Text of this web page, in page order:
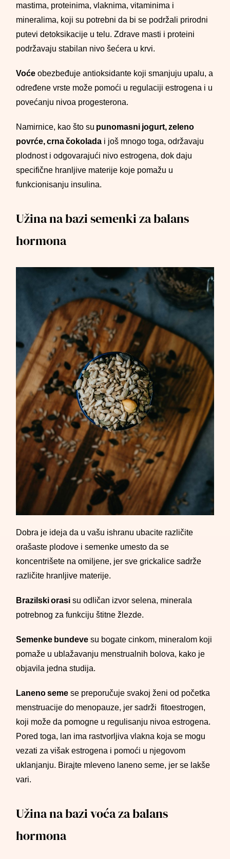
mastima, proteinima, vlaknima, vitaminima i
mineralima, koji su potrebni da bi se podržali prirodni
putevi detoksikacije u telu. Zdrave masti i proteini
podržavaju stabilan nivo šećera u krvi.
Voće obezbeđuje antioksidante koji smanjuju upalu, a
određene vrste može pomoći u regulaciji estrogena i u
povećanju nivoa progesterona.
Namirnice, kao što su punomasni jogurt, zeleno
povrće, crna čokolada i još mnogo toga, održavaju
plodnost i odgovarajući nivo estrogena, dok daju
specifične hranljive materije koje pomažu u
funkcionisanju insulina.
Užina na bazi semenki za balans
hormona
Dobra je ideja da u vašu ishranu ubacite različite
orašaste plodove i semenke umesto da se
koncentrišete na omiljene, jer sve grickalice sadrže
različite hranljive materije.
Brazilski orasi su odličan izvor selena, minerala
potrebnog za funkciju štitne žlezde.
Semenke bundeve su bogate cinkom, mineralom koji
pomaže u ublažavanju menstrualnih bolova, kako je
objavila jedna studija.
Laneno seme se preporučuje svakoj ženi od početka
menstruacije do menopauze, jer sadrži fitoestrogen,
koji može da pomogne u regulisanju nivoa estrogena.
Pored toga, lan ima rastvorljiva vlakna koja se mogu
vezati za višak estrogena i pomoći u njegovom
uklanjanju. Birajte mleveno laneno seme, jer se lakše
vari.
Užina na bazi voća za balans
hormona